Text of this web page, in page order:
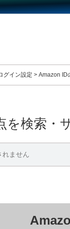
グイン設定 > Amazon ID
を検索・